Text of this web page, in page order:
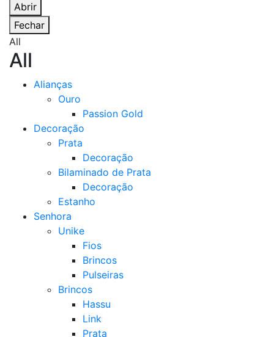
Abrir
Fechar
All
All
Alianças
Ouro
Passion Gold
Decoração
Prata
Decoração
Bilaminado de Prata
Decoração
Estanho
Senhora
Unike
Fios
Brincos
Pulseiras
Brincos
Hassu
Link
Prata